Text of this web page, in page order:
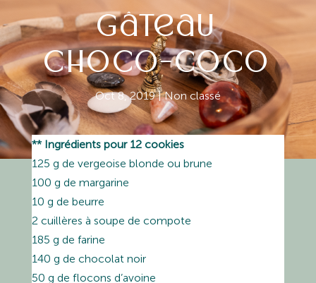
Gâteau
choco-coco
Oct 8, 2019|Non classé
** Ingrédients pour 12 cookies
125 g de vergeoise blonde ou brune
100 g de margarine
10 g de beurre
2 cuillères à soupe de compote
185 g de farine
140 g de chocolat noir
50 g de flocons d’avoine